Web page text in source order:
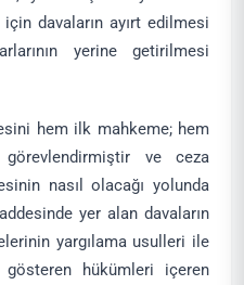
davaların ayırt edilmesi
yerine getirilmesi
hem ilk mahkeme; hem
ve ceza
nasıl olacağı yolunda
yer alan davaların
yargılama usulleri ile
gösteren hükümleri içeren